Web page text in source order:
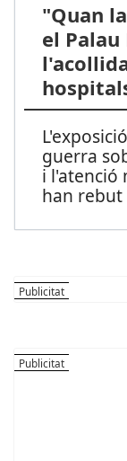
"Quan
el
guerra
i l'atenció
han rebut